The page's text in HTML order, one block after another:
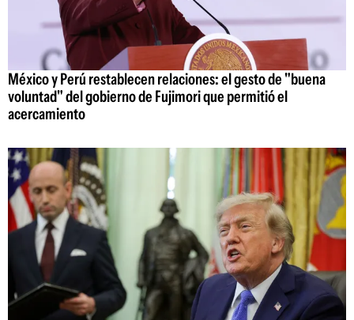
México y Perú restablecen relaciones: el gesto de "buena
voluntad" del gobierno de Fujimori que permitió el
acercamiento